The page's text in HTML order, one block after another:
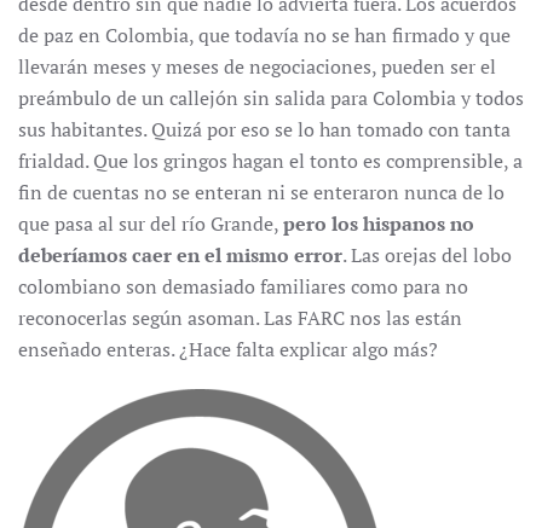
de paz en Colombia, que todavía no se han firmado y que
llevarán meses y meses de negociaciones, pueden ser el
preámbulo de un callejón sin salida para Colombia y todos
sus habitantes. Quizá por eso se lo han tomado con tanta
frialdad. Que los gringos hagan el tonto es comprensible, a
fin de cuentas no se enteran ni se enteraron nunca de lo
que pasa al sur del río Grande,pero los hispanos no
deberíamos caer en el mismo error. Las orejas del lobo
colombiano son demasiado familiares como para no
reconocerlas según asoman. Las FARC nos las están
enseñado enteras. ¿Hace falta explicar algo más?